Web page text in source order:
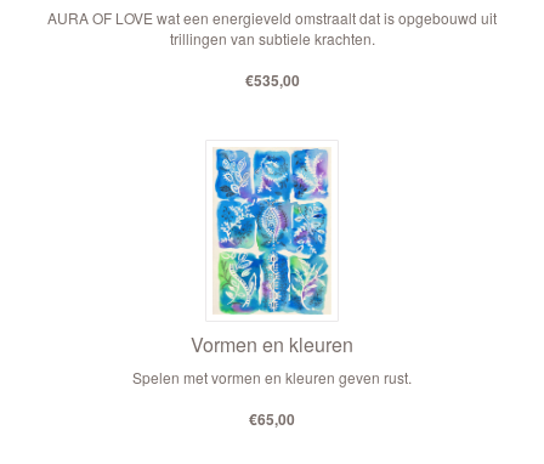
AURA OF LOVE wat een energieveld omstraalt dat is opgebouwd uit
trillingen van subtiele krachten.
€535,00
Vormen en kleuren
Spelen met vormen en kleuren geven rust.
€65,00